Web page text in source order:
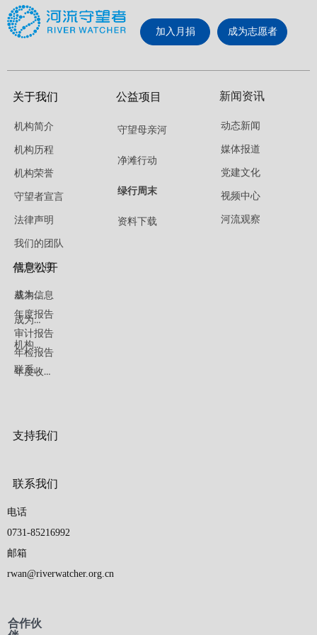
关于我们
机构简介
机构历程
机构荣誉
守望者宣言
法律声明
我们的团队
规章制度
公益项目
守望母亲河
净滩行动
绿行周末
资料下载
新闻资讯
动态新闻
媒体报道
党建文化
视频中心
河流观察
信息公开
基本信息
年度报告
审计报告
年检报告
年度收支情况
支持我们
成为捐赠人
成为志愿者
机构招聘
联系我们
加入月捐 成为志愿者
联系我们
合作伙
电话
0731-85216992
邮箱
rwan@riverwatcher.org.cn